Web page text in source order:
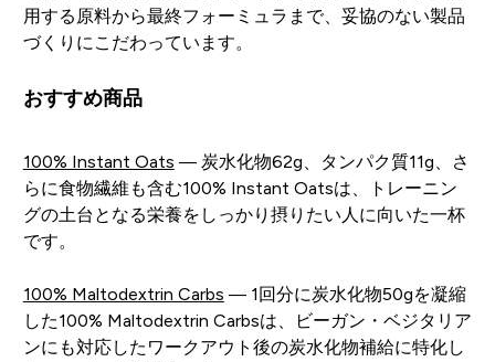
用する原料から最終フォーミュラまで、妥協のない製品
づくりにこだわっています。
おすすめ商品
100% Instant Oats — 炭水化物62g、タンパク質11g、さ
らに食物繊維も含む100% Instant Oatsは、トレーニン
グの土台となる栄養をしっかり摂りたい人に向いた一杯
です。
100% Maltodextrin Carbs — 1回分に炭水化物50gを凝縮
した100% Maltodextrin Carbsは、ビーガン・ベジタリア
ンにも対応したワークアウト後の炭水化物補給に特化し